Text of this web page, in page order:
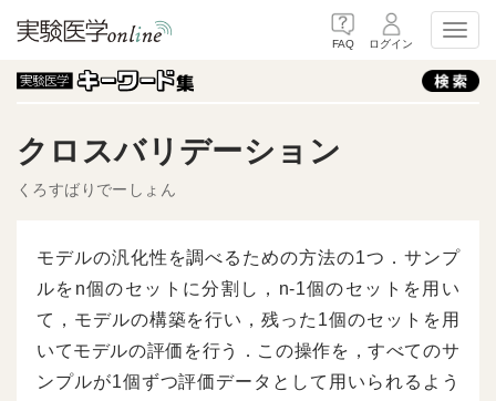
FAQ ログイン
クロスバリデーション
くろすばりでーしょん
モデルの汎化性を調べるための方法の1つ．サンプ
ルをn個のセットに分割し，n-1個のセットを用い
て，モデルの構築を行い，残った1個のセットを用
いてモデルの評価を行う．この操作を，すべてのサ
ンプルが1個ずつ評価データとして用いられるよう